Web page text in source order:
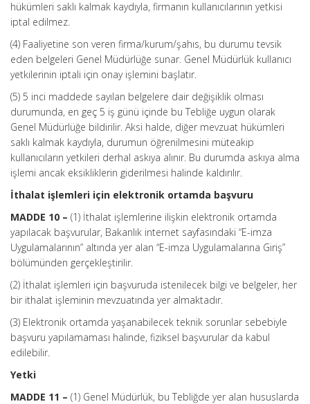
hükümleri saklı kalmak kaydıyla, firmanın kullanıcılarının yetkisi
iptal edilmez.
(4) Faaliyetine son veren firma/kurum/şahıs, bu durumu tevsik
eden belgeleri Genel Müdürlüğe sunar. Genel Müdürlük kullanıcı
yetkilerinin iptali için onay işlemini başlatır.
(5) 5 inci maddede sayılan belgelere dair değişiklik olması
durumunda, en geç 5 iş günü içinde bu Tebliğe uygun olarak
Genel Müdürlüğe bildirilir. Aksi halde, diğer mevzuat hükümleri
saklı kalmak kaydıyla, durumun öğrenilmesini müteakip
kullanıcıların yetkileri derhal askıya alınır. Bu durumda askıya alma
işlemi ancak eksikliklerin giderilmesi halinde kaldırılır.
İthalat işlemleri için elektronik ortamda başvuru
MADDE 10 – (1) İthalat işlemlerine ilişkin elektronik ortamda
yapılacak başvurular, Bakanlık internet sayfasındaki “E-imza
Uygulamalarının” altında yer alan “E-imza Uygulamalarına Giriş”
bölümünden gerçekleştirilir.
(2) İthalat işlemleri için başvuruda istenilecek bilgi ve belgeler, her
bir ithalat işleminin mevzuatında yer almaktadır.
(3) Elektronik ortamda yaşanabilecek teknik sorunlar sebebiyle
başvuru yapılamaması halinde, fiziksel başvurular da kabul
edilebilir.
Yetki
MADDE 11 – (1) Genel Müdürlük, bu Tebliğde yer alan hususlarda